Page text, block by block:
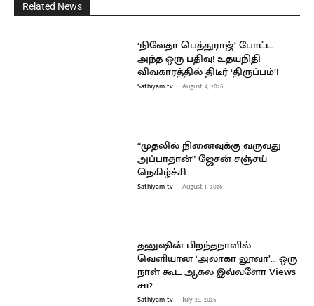
Related News
‘நிவேதா பெத்துராஜ்’ போட்ட
அந்த ஒரு பதிவு! உதயநிதி
விவகாரத்தில் திடீர் ‘திருப்பம்’!
Sathiyam tv - August 4, 2026
“முதலில் நினைவுக்கு வருவது
அப்பாதான்” ஜேசன் சஞ்சய்
நெகிழ்ச்சி…
Sathiyam tv - August 1, 2026
தனுஷின் பிறந்தநாளில்
வெளியான ‘அலாகா லூவா’… ஒரு
நாள் கூட ஆகல இவ்வளோ Views
சா?
Sathiyam tv - July 29, 2026